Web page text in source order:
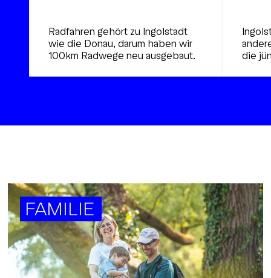
Radfahren gehört zu Ingolstadt
wie die Donau, darum haben wir
100km Radwege neu ausgebaut.
die
FAMILIE